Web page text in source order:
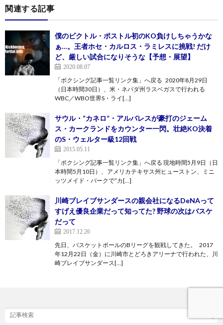
関連する記事
僕のビクトル・ポストル初のKO負けしちゃうかな
ぁ…。王者ホセ・カルロス・ラミレスに挑戦! だけ
ど、厳しい試合になりそうな【予想・展望】
2020.08.07
「ボクシング記事一覧リンク集」へ戻る 2020年8月29日
（日本時間30日）、米・ネバダ州ラスベガスで行われる
WBC／WBO世界S・ライ[…]
サウル・“カネロ”・アルバレスが豪打のジェーム
ス・カークランドをカウンター一閃。壮絶KO決着
のS・ウェルター級12回戦
2015.05.11
「ボクシング記事一覧リンク集」へ戻る 現地時間5月9日（日
本時間5月10日）、アメリカテキサス州ヒューストン、ミニ
ッツメイド・パークで”カ[…]
川崎ブレイブサンダースの親会社になるDeNAって
すげえ優良企業だって知ってた? 野球の次はバスケ
だって
2017.12.26
先日、バスケットボールのBリーグを観戦してきた。 2017
年12月22日（金）に川崎市とどろきアリーナで行われた、川
崎ブレイブサンダース[…]